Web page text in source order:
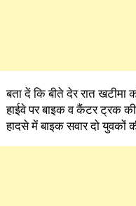
बता दें कि बीते देर रात
हाईवे पर बाइक व कैंटर ट्रक
हादसे में बाइक सवार दो युवकों